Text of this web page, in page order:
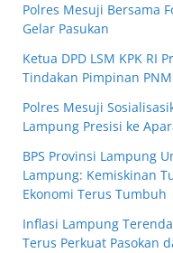
Polres Mesuji Bersama
Gelar Pasukan
Ketua DPD LSM KPK RI
Tindakan Pimpinan
Polres Mesuji
Lampung Presisi ke
BPS Provinsi Lampung
Lampung: Kemiskinan
Ekonomi Terus Tumbuh
Inflasi Lampung
Terus Perkuat Pasokan